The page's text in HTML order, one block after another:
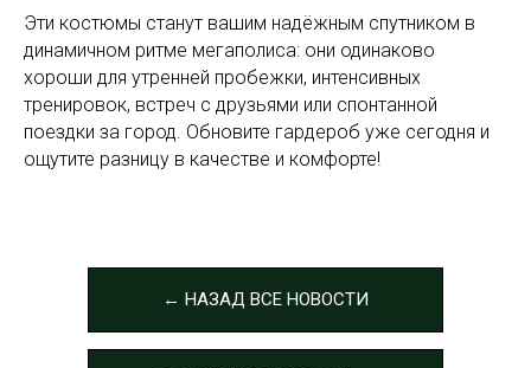
Эти костюмы станут вашим надёжным спутником в
динамичном ритме мегаполиса: они одинаково
хороши для утренней пробежки, интенсивных
тренировок, встреч с друзьями или спонтанной
поездки за город. Обновите гардероб уже сегодня и
ощутите разницу в качестве и комфорте!
← НАЗАД ВСЕ НОВОСТИ